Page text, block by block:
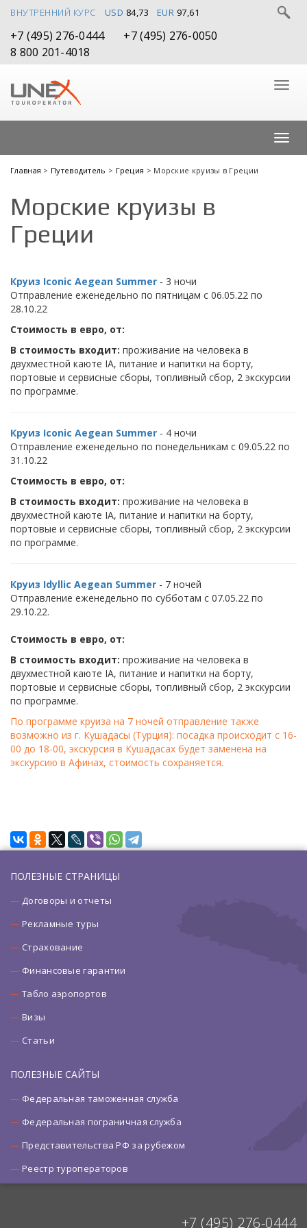
ВНУТРЕННИЙ КУРС USD 84,73 EUR 97,61
+7 (495) 276-0444
+7 (495) 276-0050
8 800 201-4018
Главная > Путеводитель > Греция > Морские круизы в Греции
Морские круизы в
Греции
Круиз Iconic Aegean Summer - 3 ночи
Отправление еженедельно по пятницам с 06.05.22 по
28.10.22
Стоимость в евро, от:
В стоимость входит: проживание на человека в
двухместной каюте IA, питание и напитки на борту,
портовые и сервисные сборы, топливный сбор, 2 экскурсии
по программе.
Круиз Iconic Aegean Summer - 4 ночи
Отправление еженедельно по понедельникам с 09.05.22 по
31.10.22
Стоимость в евро, от:
В стоимость входит: проживание на человека в
двухместной каюте IA, питание и напитки на борту,
портовые и сервисные сборы, топливный сбор, 2 экскурсии
по программе.
Круиз Idyllic Aegean Summer - 7 ночей
Отправление еженедельно по субботам с 07.05.22 по
29.10.22.
Стоимость в евро, от:
В стоимость входит: проживание на человека в
двухместной каюте IA, питание и напитки на борту,
портовые и сервисные сборы, топливный сбор, 2 экскурсии
по программе.
По программе круиза на 7 ночей отправление также
возможно из г. Кушадасы (Турция): посадка происходит с 16-
00 до 18-00, экскурсия в Кушадасах будет заменена на
экскурсию в Афинах, стоимость сохраняется.
ПОЛЕЗНЫЕ СТРАНИЦЫ
Договоры и отчеты
Рекламные туры
Страхование
Финансовые гарантии
Табло аэропортов
Визы
Статьи
ПОЛЕЗНЫЕ САЙТЫ
Федеральная таможенная служба
Федеральная пограничная служба
Представительства РФ за рубежом
Реестр туроператоров
+7 (495) 276-0444